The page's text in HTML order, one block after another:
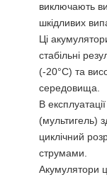
виключають
шкідливих
Ці
стабільні
(-20°С) та
середовища.
В
(мультигель)
циклічний
струмами.
Акумулятори